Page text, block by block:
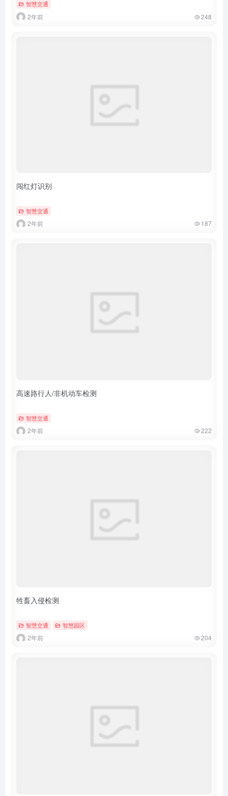
智慧交通
2年前 248
闯红灯识别
智慧交通
2年前 187
高速路行人/非机动车检测
智慧交通
2年前 222
牲畜入侵检测
智慧交通 智慧园区
2年前 204